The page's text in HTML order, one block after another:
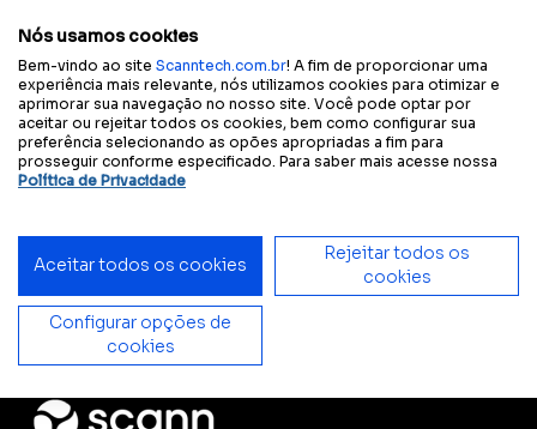
accesible:
InícioSolucionesProveedoresScann Share
Nós usamos cookies
Bem-vindo ao site Scanntech.com.br! A fim de proporcionar uma
experiência mais relevante, nós utilizamos cookies para otimizar e
aprimorar sua navegação no nosso site. Você pode optar por
aceitar ou rejeitar todos os cookies, bem como configurar sua
preferência selecionando as opões apropriadas a fim para
prosseguir conforme especificado. Para saber mais acesse nossa
Política de Privacidade
Aceitar todos os cookies
Rejeitar todos os
cookies
Configurar opções de
cookies